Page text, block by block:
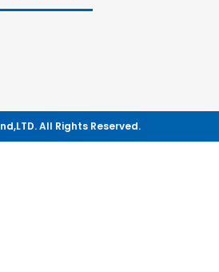
All Rights Reserved.